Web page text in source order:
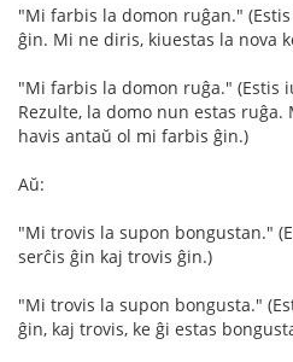
"Mi farbis la domon ruĝan."
ĝin. Mi ne diris, kiuestas la nova
"Mi farbis la domon ruĝa." (Estis
Rezulte, la domo nun estas
havis antaŭ ol mi farbis ĝin.)
Aŭ:
"Mi trovis la supon bongustan."
serĉis ĝin kaj trovis ĝin.)
"Mi trovis la supon bongusta."
ĝin, kaj trovis, ke ĝi estas